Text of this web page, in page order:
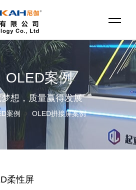
OLED案例
想，质量赢得发展
案例 OLED拼接屏案例
柔性屏